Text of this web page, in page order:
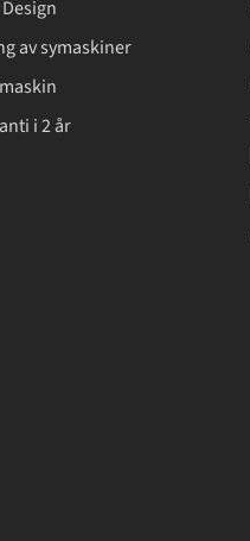
av symaskiner
i 2 år